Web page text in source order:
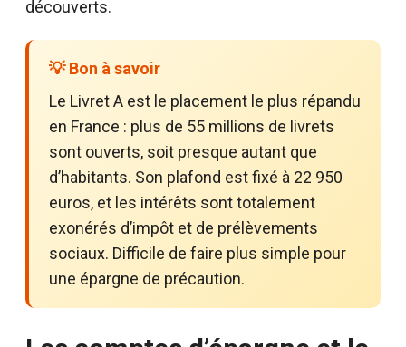
découverts.
💡 Bon à savoir
Le Livret A est le placement le plus répandu
en France : plus de 55 millions de livrets
sont ouverts, soit presque autant que
d’habitants. Son plafond est fixé à 22 950
euros, et les intérêts sont totalement
exonérés d’impôt et de prélèvements
sociaux. Difficile de faire plus simple pour
une épargne de précaution.